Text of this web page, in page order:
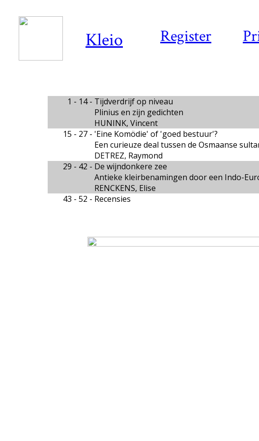
Register
Kleio
1 - 14 - Tijdverdrijf op niveau
Plinius en zijn gedichten
HUNINK, Vincent
15 - 27 - 'Eine Komödie' of 'goed bestuur'?
Een curieuze deal tussen de Osmaanse
DETREZ, Raymond
29 - 42 - De wijndonkere zee
Antieke kleirbenamingen door een Indo-
RENCKENS, Elise
43 - 52 - Recensies